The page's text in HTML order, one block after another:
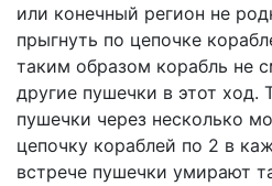
или конечный регион не
прыгнуть по цепочке
таким образом корабль не
другие пушечки в этот ход.
пушечки через несколько
цепочку кораблей по 2 в
встрече пушечки умирают